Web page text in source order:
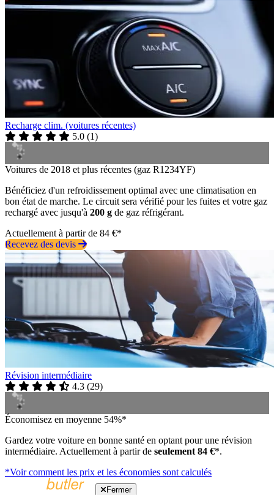
Recharge clim. (voitures récentes)
5.0 (1)
Voitures de 2018 et plus récentes (gaz R1234YF)
Bénéficiez d'un refroidissement optimal avec une climatisation en
bon état de marche. Le circuit sera vérifié pour les fuites et votre gaz
rechargé avec jusqu'à 200 g de gaz réfrigérant.
Actuellement à partir de 84 €*
Recevez des devis
Révision intermédiaire
4.3 (29)
Économisez en moyenne 54%*
Gardez votre voiture en bonne santé en optant pour une révision
intermédiaire. Actuellement à partir de seulement 84 €*.
*Voir comment les prix et les économies sont calculés
Fermer